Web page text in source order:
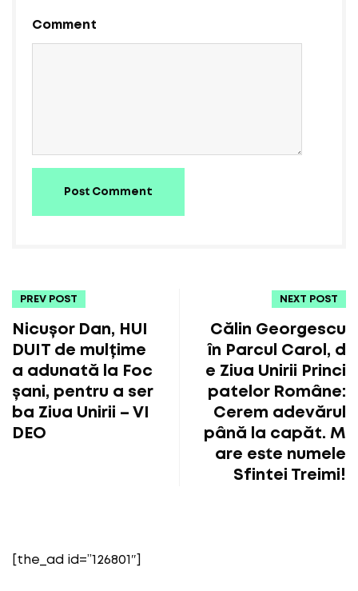
Comment
Post Comment
PREV POST
Nicușor Dan, HUI
DUIT de mulțime
a adunată la Foc
șani, pentru a ser
ba Ziua Unirii – VI
DEO
NEXT POST
Călin Georgescu
în Parcul Carol, d
e Ziua Unirii Princi
patelor Române:
Cerem adevărul
până la capăt. M
are este numele
Sfintei Treimi!
[the_ad id=”126801″]